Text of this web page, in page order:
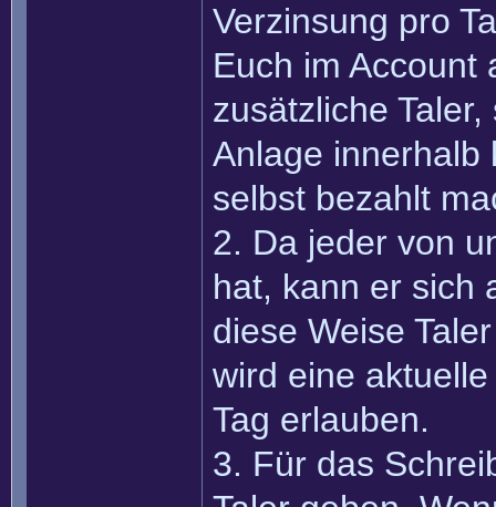
Verzinsung pro
Euch im Account
zusätzliche
Anlage innerhalb
selbst bezahlt
2. Da jeder von
hat, kann er sich
diese Weise
wird eine
Tag erlauben.
3. Für das